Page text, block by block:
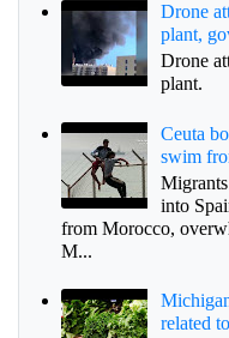
Drone
plant,
Drone
plant.
Ceuta
swim
into
from Morocco,
M...
related